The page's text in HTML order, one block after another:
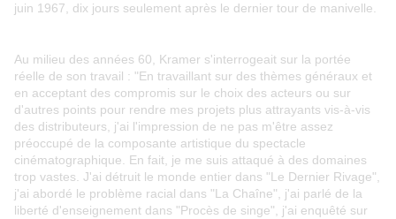
juin 1967, dix jours seulement après le dernier tour de manivelle.
Au milieu des années 60, Kramer s'interrogeait sur la portée
réelle de son travail : "En travaillant sur des thèmes généraux et
en acceptant des compromis sur le choix des acteurs ou sur
d'autres points pour rendre mes projets plus attrayants vis-à-vis
des distributeurs, j'ai l'impression de ne pas m'être assez
préoccupé de la composante artistique du spectacle
cinématographique. En fait, je me suis attaqué à des domaines
trop vastes. J'ai détruit le monde entier dans "Le Dernier Rivage",
j'ai abordé le problème racial dans "La Chaîne", j'ai parlé de la
liberté d'enseignement dans "Procès de singe", j'ai enquêté sur